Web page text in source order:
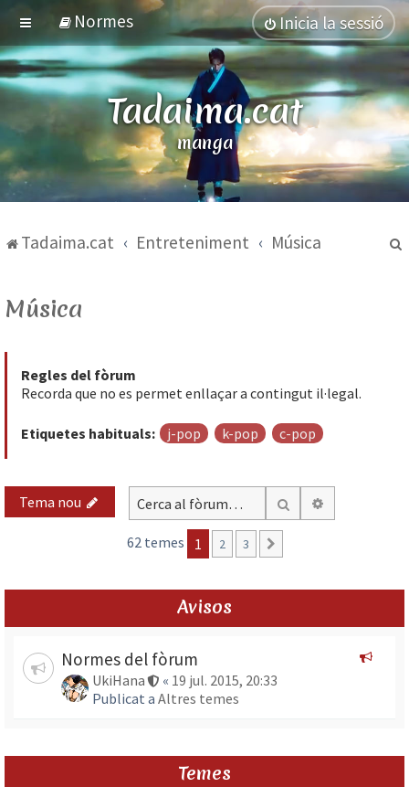
Normes Inicia la sessió
Tadaima.cat
manga
Tadaima.cat Entreteniment Música
Música
Regles del fòrum
Recorda que no es permet enllaçar a contingut il·legal.
Etiquetes habituals: j-pop k-pop c-pop
Tema nou Cerca
62 temes 1 2 3
Avisos
Normes del fòrum
UkiHana « 19 jul. 2015, 20:33
Publicat a Altres temes
Temes